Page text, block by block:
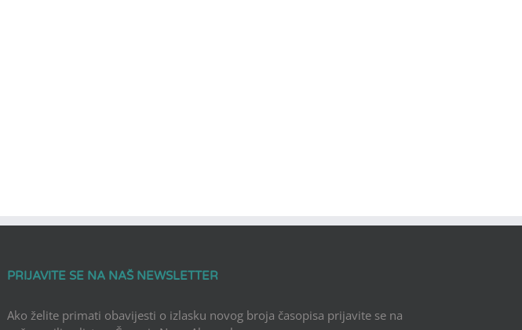
PRIJAVITE SE NA NAŠ NEWSLETTER
Ako želite primati obavijesti o izlasku novog broja časopisa prijavite se na